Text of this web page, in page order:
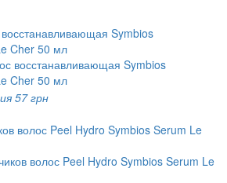
Symbios
Cher 50 мл
57 грн
волос Peel Hydro Symbios Serum Le